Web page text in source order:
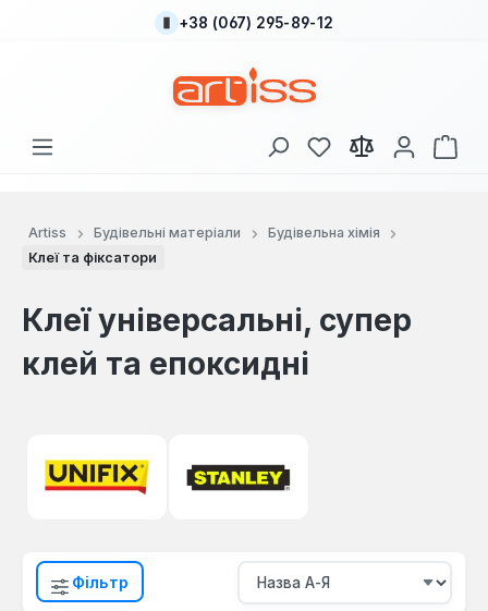
Перейти до основного вмісту
+38 (067) 295-89-12
У вас є 0 у списку
Artiss Будівельні матеріали
Будівельна хімія
Клеї та фіксатори
Клеї універсальні, супер
клей та епоксидні
Фільтр